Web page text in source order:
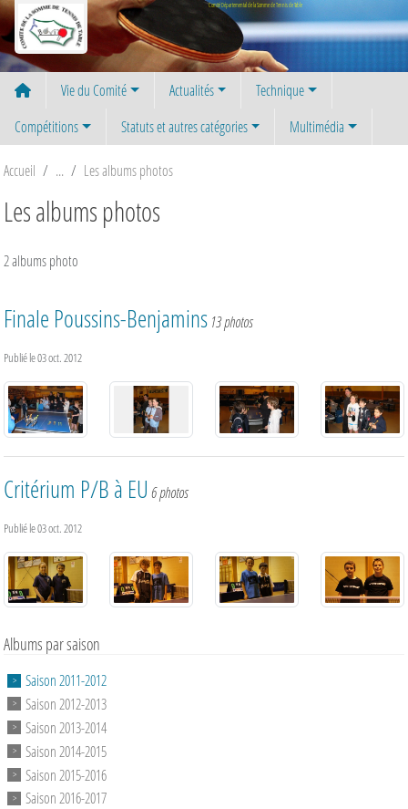
Comité Départemental de la Somme de Tennis de Table
Vie du Comité Actualités
Technique
Compétitions
Statuts et autres catégories Multimédia
Accueil Les albums photos
Les albums photos
2 albums photo
Finale Poussins-Benjamins 13 photos
Publié le03 oct. 2012
Critérium P/B à EU 6 photos
Publié le03 oct. 2012
Albums par saison
Saison 2011-2012
Saison 2012-2013
Saison 2013-2014
Saison 2014-2015
Saison 2015-2016
Saison 2016-2017
Panneau de gestion des cookies